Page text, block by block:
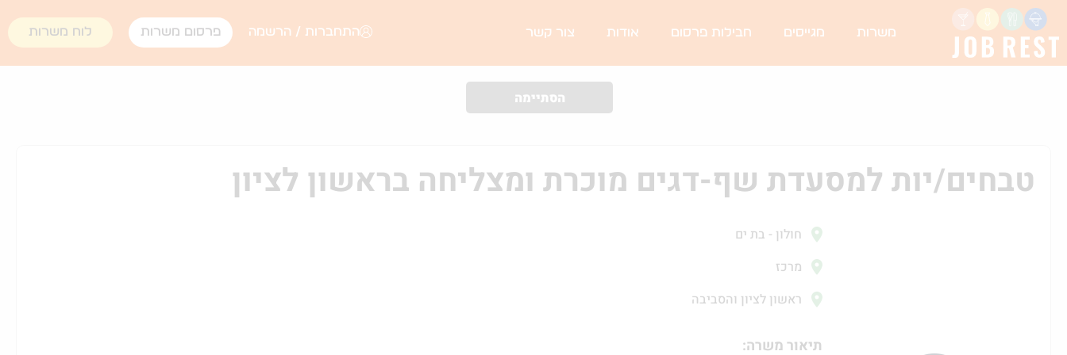
משרות מגייסים חבילות פרסום אודות צור קשר התחברות / הרשמה פרסום משרות לוח משרות
הסתיימה
טבחים/יות למסעדת שף-דגים מוכרת ומצליחה בראשון לציון
חולון - בת ים
מרכז
ראשון לציון והסביבה
תיאור משרה: